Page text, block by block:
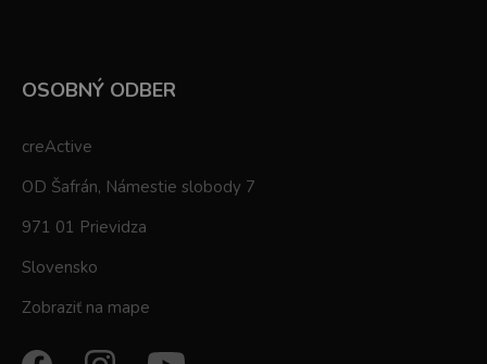
OSOBNÝ ODBER
creActive
OD Šafrán, Námestie slobody 7
971 01 Prievidza
Slovensko
Zobraziť na mape